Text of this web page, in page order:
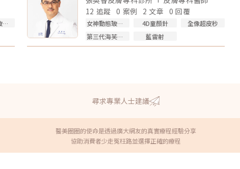
女神動態玻尿酸
12 追蹤 0 案例 2 文章 0 回覆
女神動態玻尿酸 4D童顏針
全像超皮秒
第三代海芙音波
藍雷射
尋求專業人士建議
醫美圈圈的使命是透過廣大網友的真實療程經驗分享
協助消費者少走冤枉路並選擇正確的療程